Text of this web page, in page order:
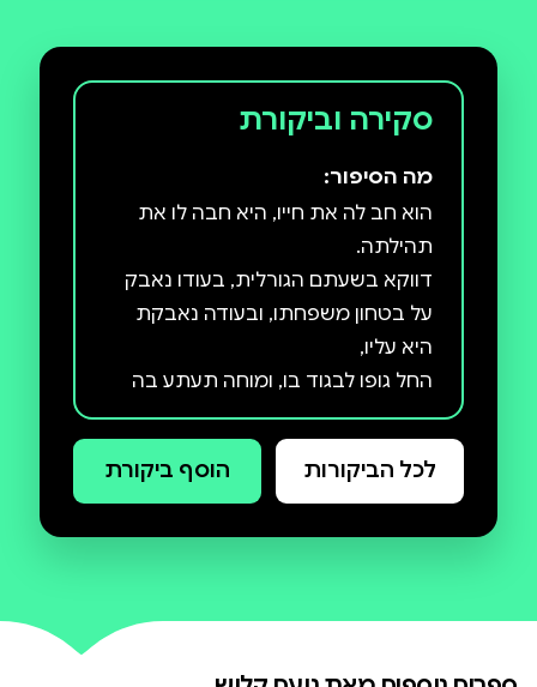
סקירה וביקורת
מה הסיפור:
הוא חב לה את חייו, היא חבה לו את
דווקא בשעתם הגורלית, בעודו נאבק
על בטחון משפחתו, ובעודה נאבקת
החל גופו לבגוד בו, ומוחה תעתע בה
שנים לאחר פרישתו לגמלאות, נקרא
אי אז בתחילת דרכו במערך החקירות
לכל הביקורות הוסף ביקורת